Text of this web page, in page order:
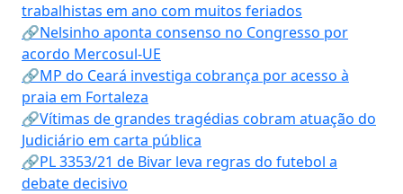
trabalhistas em ano com muitos feriados
🔗Nelsinho aponta consenso no Congresso por
acordo Mercosul-UE
🔗MP do Ceará investiga cobrança por acesso à
praia em Fortaleza
🔗Vítimas de grandes tragédias cobram atuação do
Judiciário em carta pública
🔗PL 3353/21 de Bivar leva regras do futebol a
debate decisivo